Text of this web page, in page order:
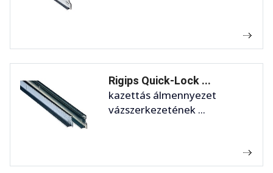
Rigips Quick-Lock ...
kazettás álmennyezet
vázszerkezetének ...